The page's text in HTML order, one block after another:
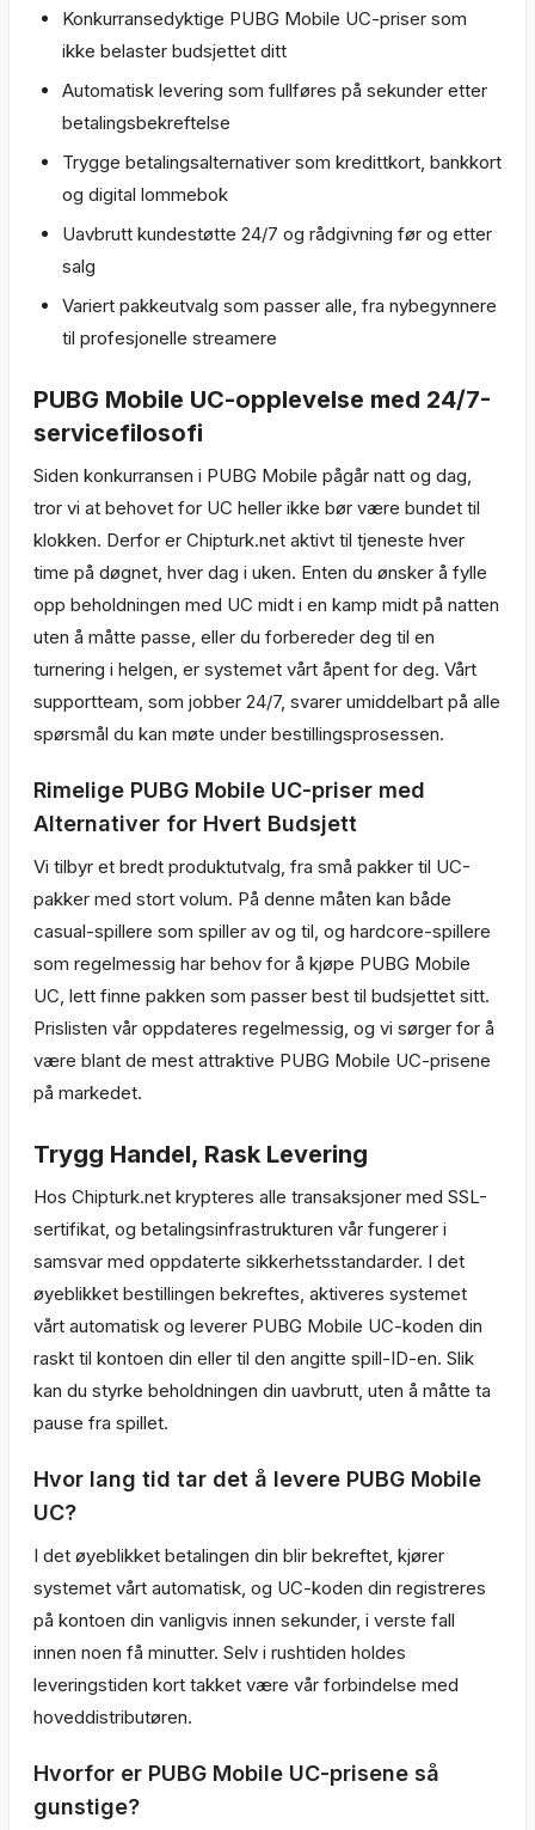
Konkurransedyktige PUBG Mobile UC-priser som
ikke belaster budsjettet ditt
Automatisk levering som fullføres på sekunder etter
betalingsbekreftelse
Trygge betalingsalternativer som kredittkort, bankkort
og digital lommebok
Uavbrutt kundestøtte 24/7 og rådgivning før og etter
salg
Variert pakkeutvalg som passer alle, fra nybegynnere
til profesjonelle streamere
PUBG Mobile UC-opplevelse med 24/7-
servicefilosofi
Siden konkurransen i PUBG Mobile pågår natt og dag,
tror vi at behovet for UC heller ikke bør være bundet til
klokken. Derfor er Chipturk.net aktivt til tjeneste hver
time på døgnet, hver dag i uken. Enten du ønsker å fylle
opp beholdningen med UC midt i en kamp midt på natten
uten å måtte passe, eller du forbereder deg til en
turnering i helgen, er systemet vårt åpent for deg. Vårt
supportteam, som jobber 24/7, svarer umiddelbart på alle
spørsmål du kan møte under bestillingsprosessen.
Rimelige PUBG Mobile UC-priser med
Alternativer for Hvert Budsjett
Vi tilbyr et bredt produktutvalg, fra små pakker til UC-
pakker med stort volum. På denne måten kan både
casual-spillere som spiller av og til, og hardcore-spillere
som regelmessig har behov for å kjøpe PUBG Mobile
UC, lett finne pakken som passer best til budsjettet sitt.
Prislisten vår oppdateres regelmessig, og vi sørger for å
være blant de mest attraktive PUBG Mobile UC-prisene
på markedet.
Trygg Handel, Rask Levering
Hos Chipturk.net krypteres alle transaksjoner med SSL-
sertifikat, og betalingsinfrastrukturen vår fungerer i
samsvar med oppdaterte sikkerhetsstandarder. I det
øyeblikket bestillingen bekreftes, aktiveres systemet
vårt automatisk og leverer PUBG Mobile UC-koden din
raskt til kontoen din eller til den angitte spill-ID-en. Slik
kan du styrke beholdningen din uavbrutt, uten å måtte ta
pause fra spillet.
Hvor lang tid tar det å levere PUBG Mobile
UC?
I det øyeblikket betalingen din blir bekreftet, kjører
systemet vårt automatisk, og UC-koden din registreres
på kontoen din vanligvis innen sekunder, i verste fall
innen noen få minutter. Selv i rushtiden holdes
leveringstiden kort takket være vår forbindelse med
hoveddistributøren.
Hvorfor er PUBG Mobile UC-prisene så
gunstige?